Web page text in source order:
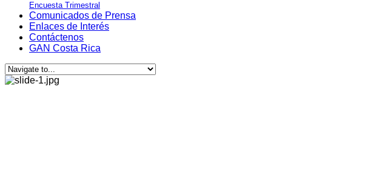
Encuesta Trimestral
Comunicados de Prensa
Enlaces de Interés
Contáctenos
GAN Costa Rica